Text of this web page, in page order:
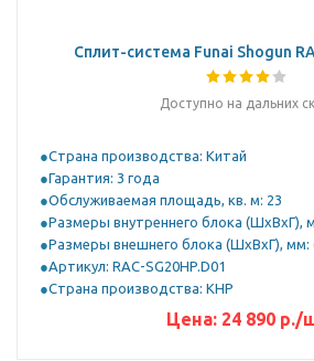
Сплит-система Funai Shogun
Доступно на дальних
Страна производства: Китай
Гарантия: 3 года
Обслуживаемая площадь, кв. м: 23
Размеры внутреннего блока (ШхВхГ),
Размеры внешнего блока (ШхВхГ), мм:
Артикул: RAC-SG20HP.D01
Страна производства: КНР
Цена: 24 890р./